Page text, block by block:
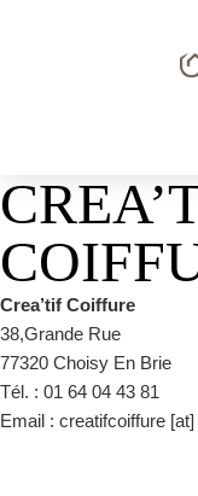
Crea’tif Coiffure
38,Grande Rue
77320 Choisy En Brie
Tél. : 01 64 04 43 81
Email : creatifcoiffure